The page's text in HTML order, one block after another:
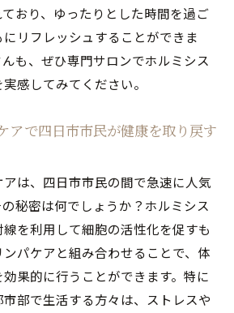
おり、ゆったりとした時間を過ご
リフレッシュすることができま
も、ぜひ専門サロンでホルミシス
感してみてください。
アで四日市市民が健康を取り戻す
は、四日市市民の間で急速に人気
秘密は何でしょうか？ホルミシス
を利用して細胞の活性化を促すも
パケアと組み合わせることで、体
果的に行うことができます。特に
部で生活する方々は、ストレスや